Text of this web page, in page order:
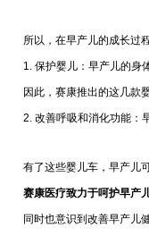
所以，在早产儿的成长过程
1. 保护婴儿：早产儿的身体
因此，赛康推出的这几款
2. 改善呼吸和消化功能：
有了这些婴儿车，早产儿可
赛康医疗致力于呵护早产
同时也意识到改善早产儿健